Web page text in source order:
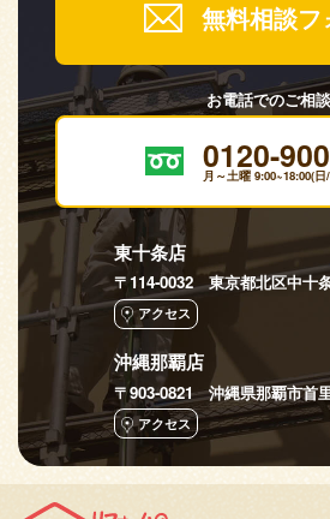
無料相談フ
お電話でのご相談
0120-
月～土曜 9:00~18:00(
東十条店
〒114-0032 東京都北区中十
アクセス
沖縄那覇店
〒903-0821 沖縄県那覇市首
アクセス